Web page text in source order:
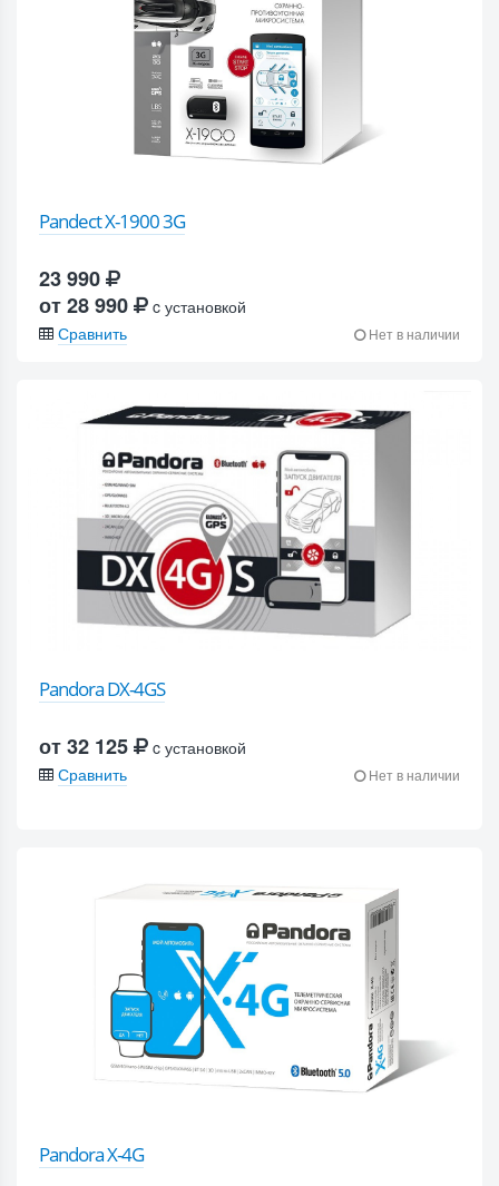
Pandect X-1900 3G
23 990
от 28 990
c установкой
Сравнить
Нет в наличии
Pandora DX-4GS
от 32 125
c установкой
Сравнить
Нет в наличии
Pandora X-4G